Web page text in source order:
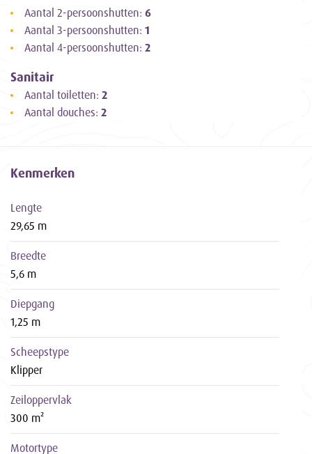
Aantal 2-persoonshutten: 6
Aantal 3-persoonshutten: 1
Aantal 4-persoonshutten: 2
Sanitair
Aantal toiletten: 2
Aantal douches: 2
Kenmerken
Lengte
29,65 m
Breedte
5,6 m
Diepgang
1,25 m
Scheepstype
Klipper
Zeiloppervlak
300 m²
Motortype